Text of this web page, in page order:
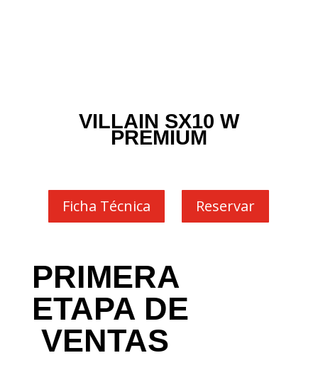
VILLAIN SX10 W
PREMIUM
Ficha Técnica Reservar
PRIMERA
ETAPA DE
VENTAS